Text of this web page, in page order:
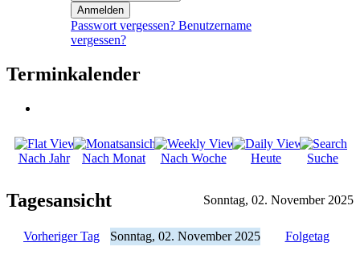
Anmelden
Passwort vergessen? Benutzername
vergessen?
Terminkalender
Nach Jahr Nach Monat Nach Woche Heute Suche
Tagesansicht Sonntag, 02. November 2025
Vorheriger Tag Sonntag, 02. November 2025 Folgetag